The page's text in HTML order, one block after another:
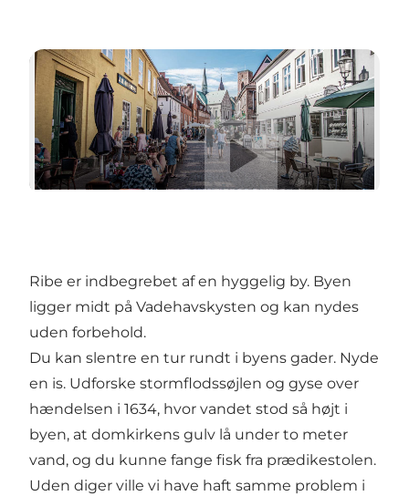
Ribe
Ribe er indbegrebet af en hyggelig by. Byen
ligger midt på Vadehavskysten og kan nydes
uden forbehold.
Du kan slentre en tur rundt i byens gader. Nyde
en is. Udforske stormflodssøjlen og gyse over
hændelsen i 1634, hvor vandet stod så højt i
byen, at domkirkens gulv lå under to meter
vand, og du kunne fange fisk fra prædikestolen.
Uden diger ville vi have haft samme problem i